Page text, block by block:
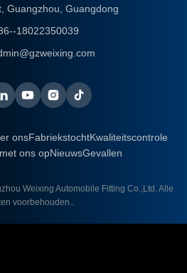
Guangzhou, Guangdong
18022350039
onsFabriekstochtKwaliteitscontrole
ons opNieuwsGevallen
Weixing Automobile Fitting Co.,Ltd. Alle
voorbehouden..